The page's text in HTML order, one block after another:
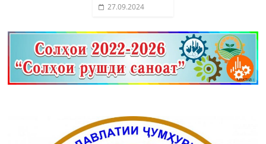
27.09.2024